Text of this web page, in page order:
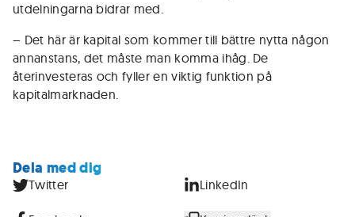
utdelningarna bidrar med.
– Det här är kapital som kommer till bättre nytta någon
annanstans, det måste man komma ihåg. De
återinvesteras och fyller en viktig funktion på
kapitalmarknaden.
Dela med dig
Twitter LinkedIn